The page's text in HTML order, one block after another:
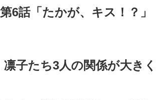
話「たかが、キス！？」
子たち3人の関係が大きく